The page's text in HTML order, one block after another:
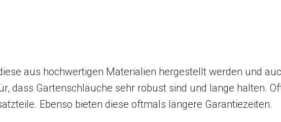
aus hochwertigen Materialien hergestellt werden und
dass Gartenschläuche sehr robust sind und lange halten.
Ebenso bieten diese oftmals längere Garantiezeiten.